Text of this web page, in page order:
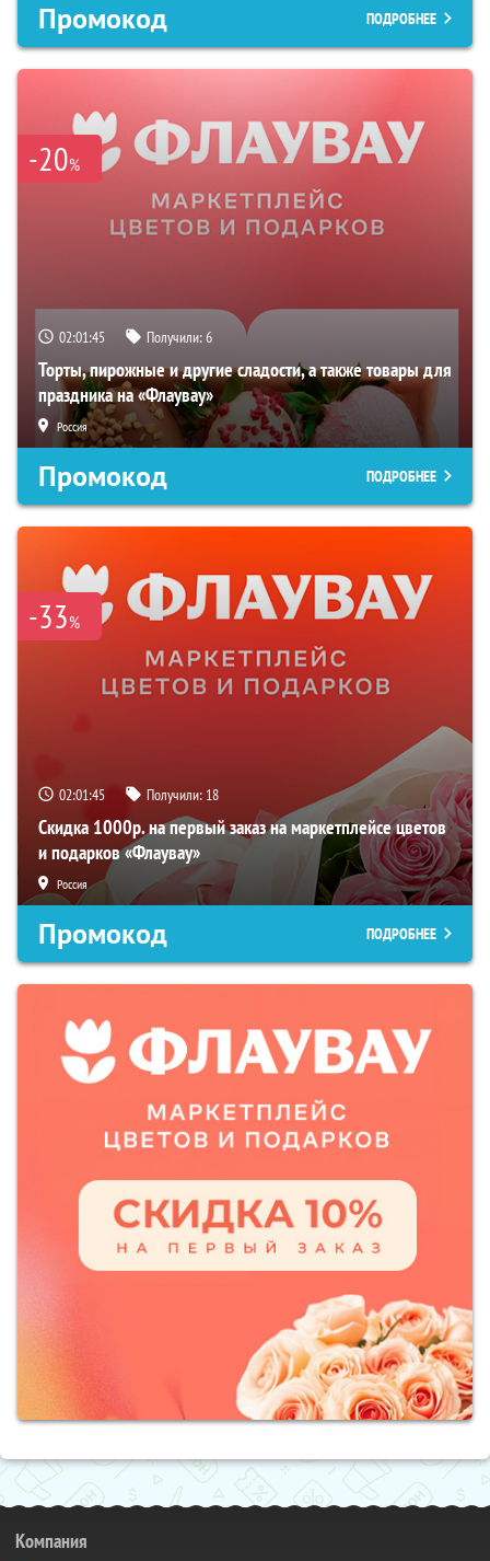
Промокод ПОДРОБНЕЕ
-20%
02:01:44 Получили:6
Торты, пирожные и другие сладости, а также товары для
праздника на «Флаувау»
Россия
Промокод ПОДРОБНЕЕ
-33%
02:01:44 Получили: 18
Скидка 1000р. на первый заказ на маркетплейсе цветов
и подарков «Флаувау»
Россия
Промокод ПОДРОБНЕЕ
Компания